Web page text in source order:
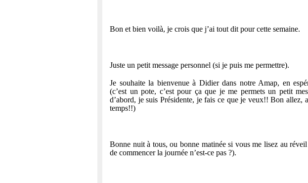
Bon et bien voilà, je crois que j’ai tout dit pour cette semaine.
Juste un petit message personnel (si je puis me permettre).
Je souhaite la bienvenue à Didier dans notre Amap, en
(c’est un pote, c’est pour ça que je me permets un petit
d’abord, je suis Présidente, je fais ce que je veux!! Bon allez,
temps!!)
Bonne nuit à tous, ou bonne matinée si vous me lisez au
de commencer la journée n’est-ce pas ?).